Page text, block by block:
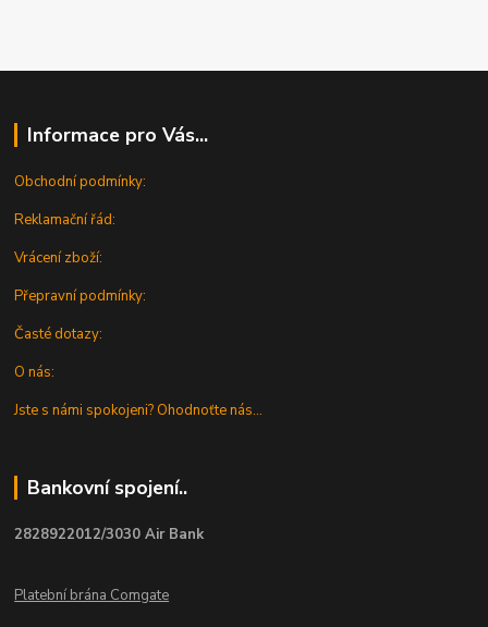
Informace pro Vás...
Obchodní podmínky:
Reklamační řád:
Vrácení zboží:
Přepravní podmínky:
Časté dotazy:
O nás:
Jste s námi spokojeni? Ohodnoťte nás...
Bankovní spojení..
2828922012/3030 Air Bank
Platební brána Comgate